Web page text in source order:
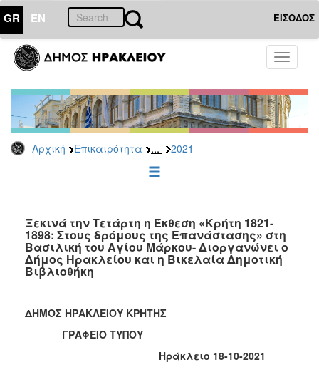
GR EN ΕΙΣΟΔΟΣ
Toggle
Αρχική Επικαιρότητα ... 2021
ΕΠΙΚΑΙΡΟΤΗΤΑ
Τύπου
Αρχείο
2026
2025
2022
2021
2020
2018
2017
Ξεκινά την Τετάρτη η Έκθεση «Κρήτη 1821-
1898: Στους δρόμους της Επανάστασης» στη
Βασιλική του Αγίου Μάρκου- Διοργανώνει ο
Δήμος Ηρακλείου και η Βικελαία Δημοτική
Βιβλιοθήκη
ΔΗΜΟΣ ΗΡΑΚΛΕΙΟΥ ΚΡΗΤΗΣ
ΓΡΑΦΕΙΟ ΤΥΠΟΥ
Ηράκλειο 18-10-2021